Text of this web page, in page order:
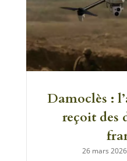
Damoclès :
reçoit des
26 mars 2026